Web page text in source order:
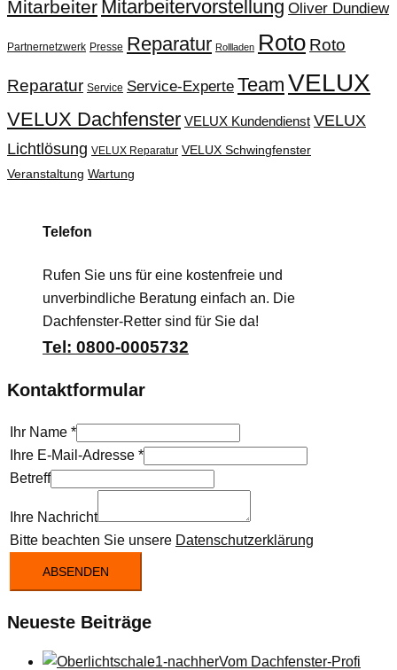
Mitarbeiter Mitarbeitervorstellung Oliver Dundiew
Partnernetzwerk Presse Reparatur Rollladen Roto Roto
Reparatur Service Service-Experte Team VELUX
VELUX Dachfenster VELUX Kundendienst VELUX
Lichtlösung VELUX Reparatur VELUX Schwingfenster
Veranstaltung Wartung
Telefon
Rufen Sie uns für eine kostenfreie und
unverbindliche Beratung einfach an. Die
Dachfenster-Retter sind für Sie da!
Tel: 0800-0005732
Kontaktformular
Ihr Name *
Ihre E-Mail-Adresse *
Betreff
Ihre Nachricht
Bitte beachten Sie unsere Datenschutzerklärung
ABSENDEN
Neueste Beiträge
Vom Dachfenster-Profi